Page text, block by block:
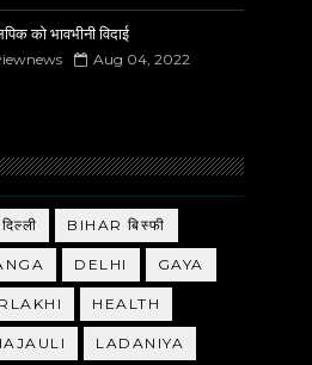
को भावभीनी विदाई
Aug 04, 2022
BIHAR बिस्फी
DELHI GAYA
HEALTH
LADANIYA